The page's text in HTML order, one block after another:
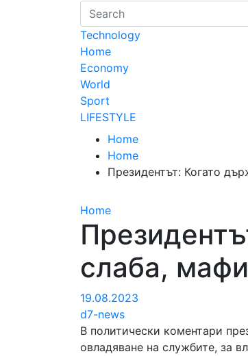
Technology
Home
Economy
World
Sport
LIFESTYLE
Home
Home
Президентът: Когато
Home
слаба,
19.08.2023
d7-news
В политически коментари
овладяване на службите, за